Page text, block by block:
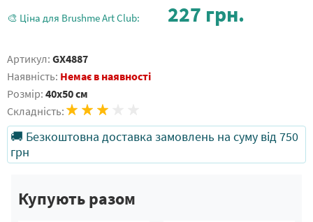
🎨 Ціна для Brushme Art Club: 227 грн.
Артикул: GX4887
Наявність: Немає в наявності
Розмір: 40x50 см
Складність:
🚚 Безкоштовна доставка замовлень на суму від 750
грн
Купують разом